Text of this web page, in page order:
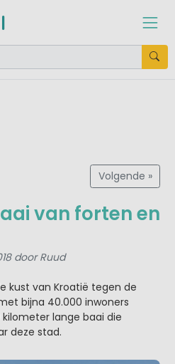
Volgende »
van forten en
door Ruud
kust van Kroatië tegen de
bijna 40.000 inwoners
lange baai die
deze stad.